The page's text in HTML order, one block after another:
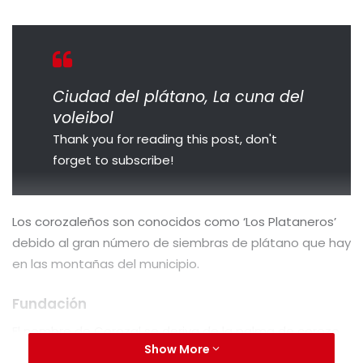
Ciudad del plátano, La cuna del
voleibol
Thank you for reading this post, don't
forget to subscribe!
Los corozaleños son conocidos como ‘Los Plataneros’
debido al gran número de siembras de plátano que hay
en las montañas del municipio.
Fundación
El nombre de Corozal se deriva de la palma de corozo
(Acrocomia media), la cual se caracteriza por ser
Show More